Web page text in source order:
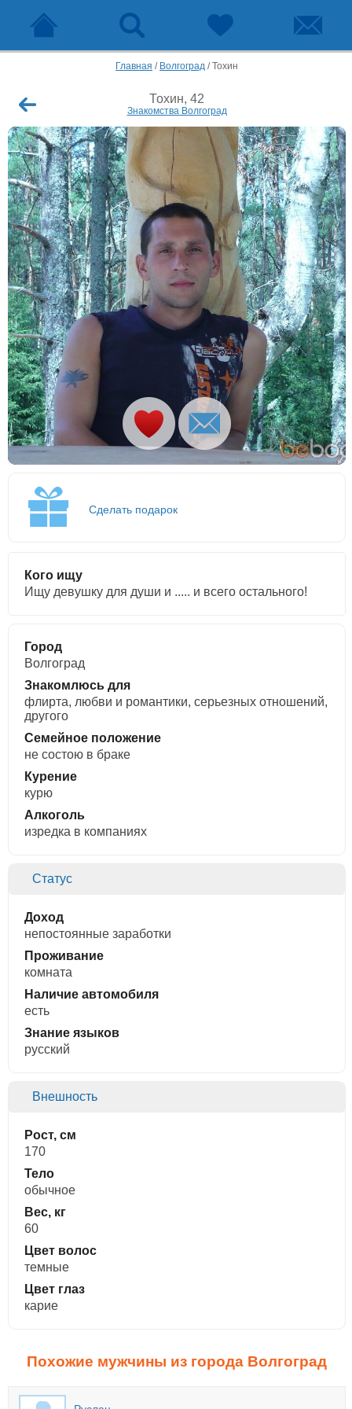
Главная / Волгоград /Тохин
Тохин, 42
Знакомства Волгоград
Сделать подарок
Кого ищу
Ищу девушку для души и ..... и всего остального!
Город
Волгоград
Знакомлюсь для
флирта, любви и романтики, cерьезных отношений,
другого
Семейное положение
не состою в браке
Курение
курю
Алкоголь
изредка в компаниях
Статус
Доход
непостоянные заработки
Проживание
комната
Наличие автомобиля
есть
Знание языков
русский
Внешность
Рост, см
170
Тело
обычное
Вес, кг
60
Цвет волос
темные
Цвет глаз
карие
Похожие мужчины из города Волгоград